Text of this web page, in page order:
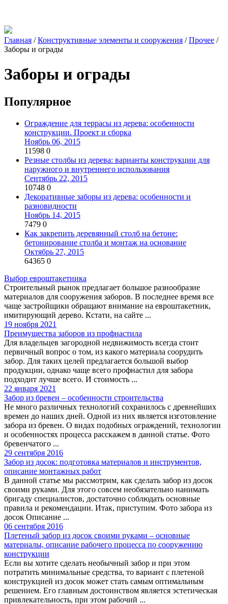
Главная /Конструктивные элементы и сооружения /Прочее /
Заборы и ограды
Заборы и ограды
Популярное
Ограждение для террасы из дерева: особенности
конструкции. Проект и сборка
Ноябрь 06, 2015
11598 0
Резные столбы из дерева: варианты конструкции для
наружного и внутреннего использования
Сентябрь 22, 2015
10748 0
Декоративные заборы из дерева: особенности и
разновидности
Ноябрь 14, 2015
7479 0
Как закрепить деревянный столб на бетоне:
бетонирование столба и монтаж на основание
Октябрь 27, 2015
64365 0
Выбор евроштакетника
Строительный рынок предлагает большое разнообразие
материалов для сооружения заборов. В последнее время все
чаще застройщики обращают внимание на евроштакетник,
имитирующий дерево. Кстати, на сайте ...
19 ноября 2021
Преимущества заборов из профнастила
Для владельцев загородной недвижимость всегда стоит
первичный вопрос о том, из какого материала соорудить
забор. Для таких целей предлагается большой выбор
продукции, однако чаще всего профнастил для забора
подходит лучше всего. И стоимость ...
22 января 2021
Забор из бревен – особенности строительства
Не много различных технологий сохранилось с древнейших
времен до наших дней. Одной из них является изготовление
забора из бревен. О видах подобных ограждений, технологии
и особенностях процесса расскажем в данной статье. Фото
бревенчатого ...
29 сентября 2016
Забор из досок: подготовка материалов и инструментов,
описание монтажных работ
В данной статье мы рассмотрим, как сделать забор из досок
своими руками. Для этого совсем необязательно нанимать
бригаду специалистов, достаточно соблюдать основные
правила и рекомендации. Итак, приступим. Фото забора из
досок Описание ...
06 сентября 2016
Плетеный забор из досок своими руками – основные
материалы, описание рабочего процесса по сооружению
конструкции
Если вы хотите сделать необычный забор и при этом
потратить минимальные средства, то вариант с плетеной
конструкцией из досок может стать самым оптимальным
решением. Его главным достоинством является эстетическая
привлекательность, при этом рабочий ...